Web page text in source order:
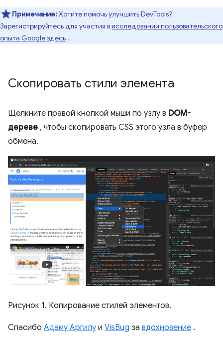
Примечание:Хотите помочь улучшить DevTools?
Зарегистрируйтесь для участия висследовании пользовательского
опыта Google здесь .
Скопировать стили элемента
Щелкните правой кнопкой мыши по узлу в DOM-
дереве , чтобы скопировать CSS этого узла в буфер
обмена.
Рисунок 1. Копирование стилей элементов.
Спасибо Адаму Аргилу и VisBug за вдохновение .